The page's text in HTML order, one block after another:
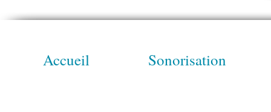
Accueil Sonorisation